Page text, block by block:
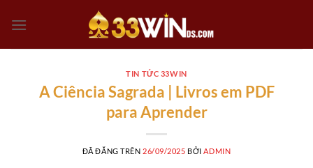
đến
TIN TỨC 33WIN
A Ciência Sagrada | Livros em PDF
para Aprender
ĐÃ ĐĂNG TRÊN 26/09/2025 BỞI ADMIN